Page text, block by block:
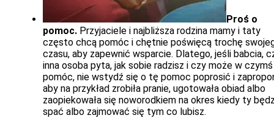
Proś o
pomoc. Przyjaciele i najbliższa rodzina mamy i taty
często chcą pomóc i chętnie poświęcą trochę
czasu, aby zapewnić wsparcie. Dlatego, jeśli babcia,
inna osoba pyta, jak sobie radzisz i czy może w czymś
pomóc, nie wstydź się o tę pomoc poprosić i
aby na przykład zrobiła pranie, ugotowała obiad albo
zaopiekowała się noworodkiem na okres kiedy ty
spać albo zajmować się tym co lubisz.